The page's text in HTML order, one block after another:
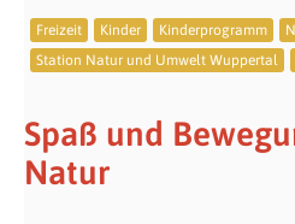
Freizeit Kinder Kinderprogramm
Station Natur und Umwelt Wuppertal
Spaß und
Natur